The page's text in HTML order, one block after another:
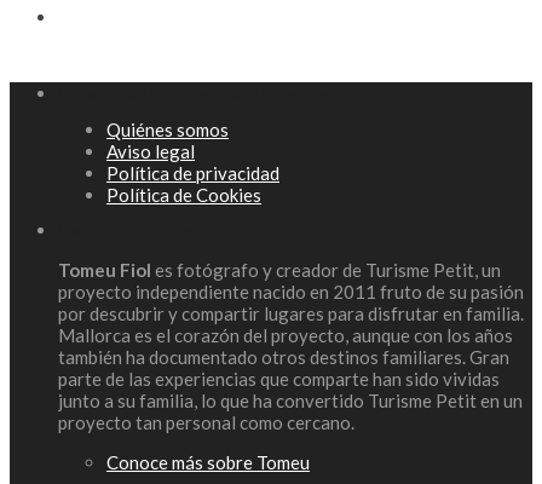
Quiénes somos
Aviso legal
Política de privacidad
Política de Cookies
Tomeu Fiol es fotógrafo y creador de Turisme Petit, un
proyecto independiente nacido en 2011 fruto de su pasión
por descubrir y compartir lugares para disfrutar en familia.
Mallorca es el corazón del proyecto, aunque con los años
también ha documentado otros destinos familiares. Gran
parte de las experiencias que comparte han sido vividas
junto a su familia, lo que ha convertido Turisme Petit en un
proyecto tan personal como cercano.
Conoce más sobre Tomeu